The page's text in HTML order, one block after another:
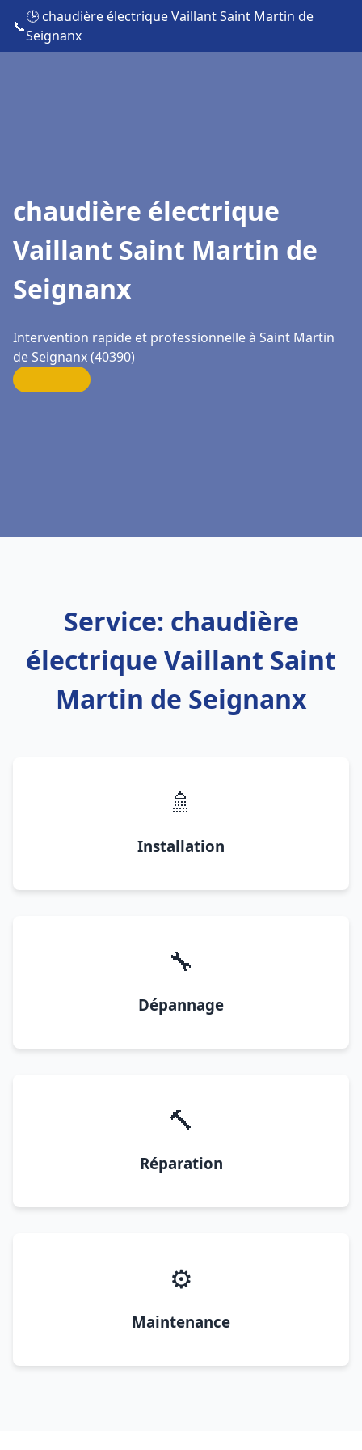
📞
🕒 chaudière électrique Vaillant Saint Martin de
Seignanx
chaudière électrique
Vaillant Saint Martin de
Seignanx
Intervention rapide et professionnelle à Saint Martin
de Seignanx (40390)
Service: chaudière
électrique Vaillant Saint
Martin de Seignanx
🚿
Installation
🔧
Dépannage
🔨
Réparation
⚙️
Maintenance